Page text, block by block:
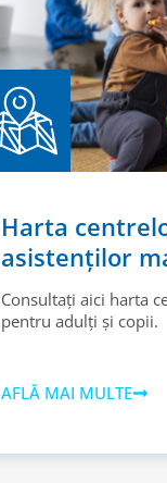
Harta
asistenților
Consultați aici harta
pentru adulți și copii.
AFLĂ MAI MULTE